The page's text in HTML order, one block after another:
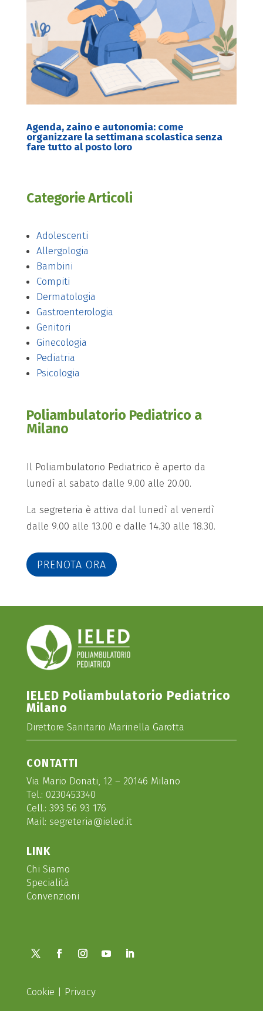
Agenda, zaino e autonomia: come
organizzare la settimana scolastica senza
fare tutto al posto loro
Categorie Articoli
Adolescenti
Allergologia
Bambini
Compiti
Dermatologia
Gastroenterologia
Genitori
Ginecologia
Pediatria
Psicologia
Poliambulatorio Pediatrico a
Milano
Il Poliambulatorio Pediatrico è aperto da
lunedì al sabato dalle 9.00 alle 20.00.
La segreteria è attiva dal lunedì al venerdì
dalle 9.00 alle 13.00 e dalle 14.30 alle 18.30.
PRENOTA ORA
IELED Poliambulatorio Pediatrico
Milano
Direttore Sanitario Marinella Garotta
CONTATTI
Via Mario Donati, 12 – 20146 Milano
Tel.: 0230453340
Cell.: 393 56 93 176
Mail: segreteria@ieled.it
LINK
Chi Siamo
Specialità
Convenzioni
Cookie | Privacy